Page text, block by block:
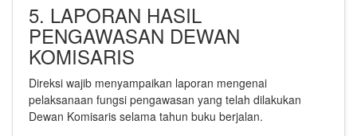
5. LAPORAN HASIL
PENGAWASAN DEWAN
KOMISARIS
Direksi wajib menyampaikan laporan mengenai
pelaksanaan fungsi pengawasan yang telah dilakukan
Dewan Komisaris selama tahun buku berjalan.